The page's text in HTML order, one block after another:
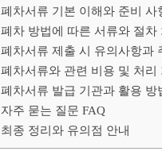
폐차서류 기본 이해와 준비 사
폐차 방법에 따른 서류와 절차
폐차서류 제출 시 유의사항과
폐차서류와 관련 비용 및 처리
폐차서류 발급 기관과 활용 방
자주 묻는 질문 FAQ
최종 정리와 유의점 안내